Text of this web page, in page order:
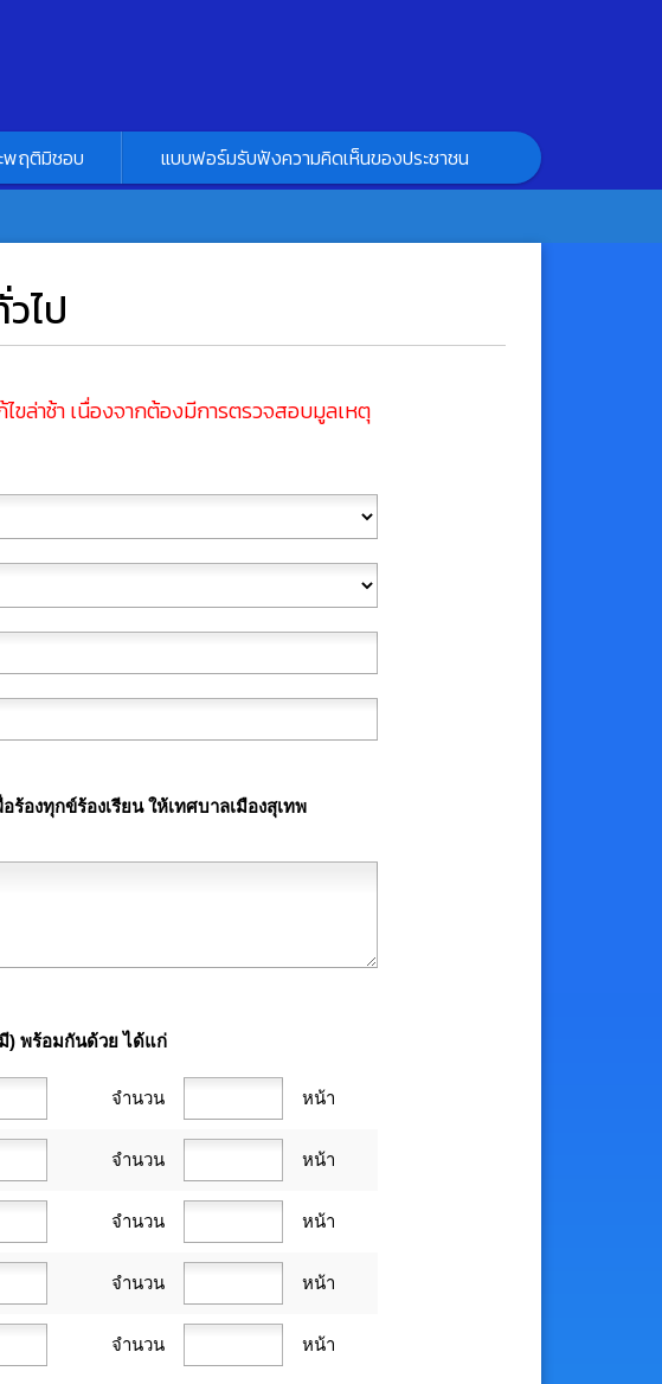
พฤติมิชอบ แบบฟอร์มรับฟังความคิดเห็นของประชาชน
ไป
าช้า เนื่องจากต้องมีการตรวจสอบมูลเหตุ
ร้องทุกข์ร้องเรียน ให้เทศบาลเมืองสุเทพ
) พร้อมกันด้วย ได้แก่
จำนวน หน้า
จำนวน หน้า
จำนวน หน้า
จำนวน หน้า
จำนวน หน้า